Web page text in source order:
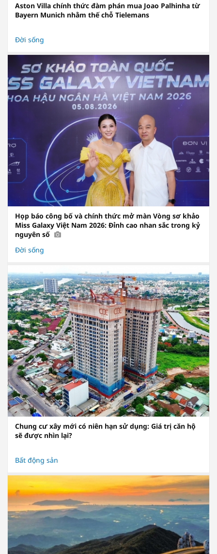
Aston Villa chính thức đàm phán mua Joao Palhinha từ
Bayern Munich nhằm thế chỗ Tielemans
Đời sống
Họp báo công bố và chính thức mở màn Vòng sơ khảo
Miss Galaxy Việt Nam 2026: Đỉnh cao nhan sắc trong kỷ
nguyên số
Đời sống
Chung cư xây mới có niên hạn sử dụng: Giá trị căn hộ
sẽ được nhìn lại?
Bất động sản